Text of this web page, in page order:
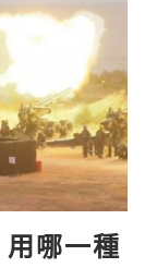
哪一種